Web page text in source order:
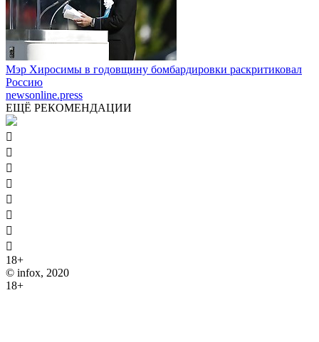
Мэр Хиросимы в годовщину бомбардировки раскритиковал
Россию
newsonline.press
ЕЩЁ РЕКОМЕНДАЦИИ








18+
© infox, 2020
18+